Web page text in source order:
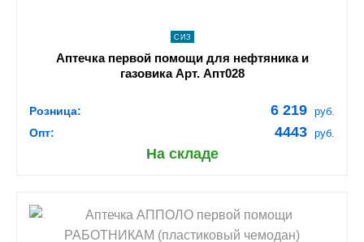
СИЗ
Аптечка первой помощи для нефтяника и
газовика Арт. Апт028
Розница: 6 219 руб.
Опт: 4443 руб.
На складе
shopping_cart В КОРЗИНУ